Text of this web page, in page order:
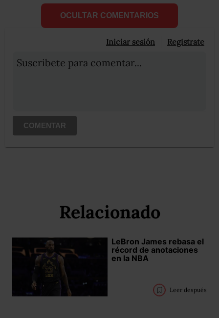
OCULTAR COMENTARIOS
Iniciar sesión Registrate
Suscribete para comentar...
COMENTAR
Relacionado
LeBron James rebasa el
récord de anotaciones
en la NBA
Leer después